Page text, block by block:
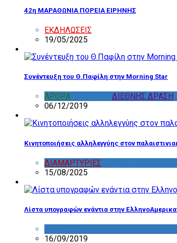
42η ΜΑΡΑΘΩΝΙΑ ΠΟΡΕΙΑ ΕΙΡΗΝΗΣ
ΕΚΔΗΛΩΣΕΙΣ
19/05/2025
Συνέντευξη του Θ.Παφίλη στην Morning Star
ΑΡΘΡΑ
ΔΙΕΘΝΗΣ ΔΡΑΣΗ
06/12/2019
Κινητοποιήσεις αλληλεγγύης στον
ΔΙΑΜΑΡΤΥΡΙΕΣ
15/08/2025
Λίστα υπογραφών ενάντια στην
16/09/2019